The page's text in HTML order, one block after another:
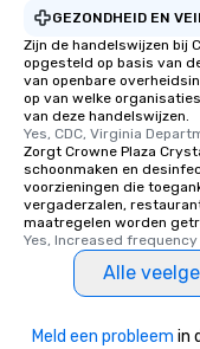
GEZONDHEID EN
Zijn de handelswijzen bij
opgesteld op basis van
van openbare
op van welke
van deze handelswijzen.
Yes, CDC, Virginia
Zorgt Crowne Plaza
schoonmaken en
voorzieningen die
vergaderzalen,
maatregelen worden
Yes, Increased
Alle
Meld een probleem in